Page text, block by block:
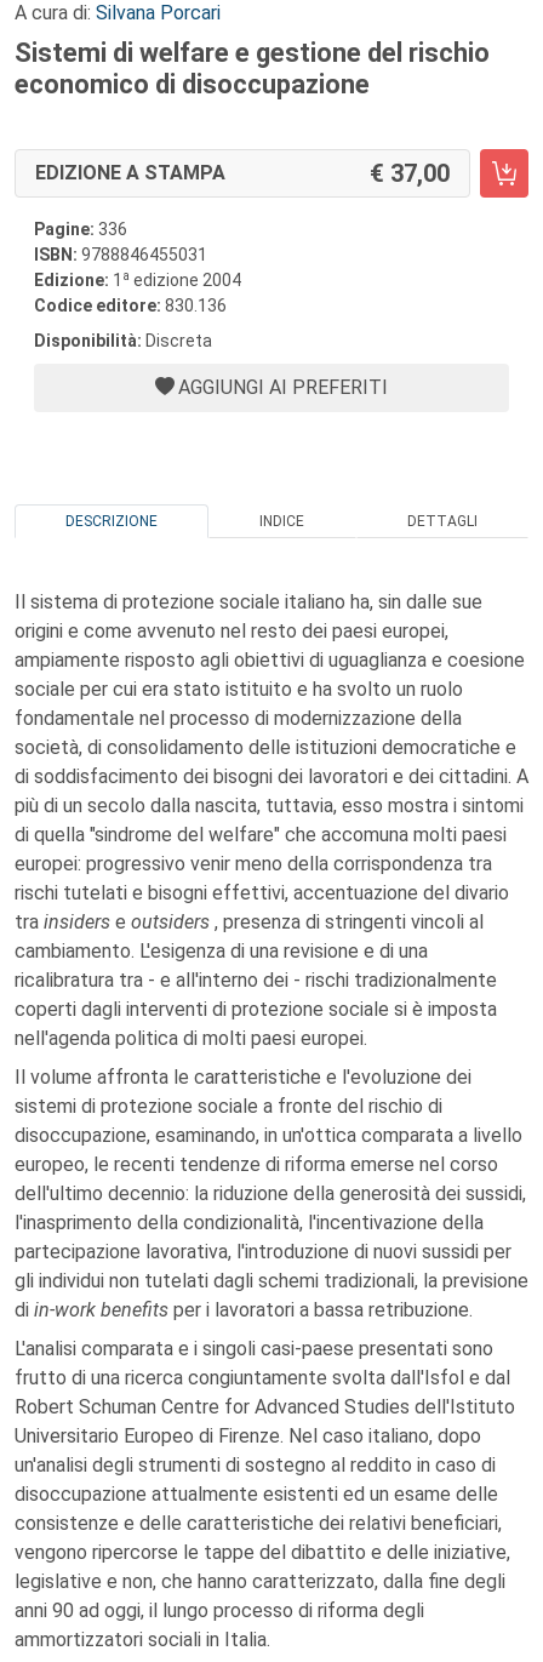
A cura di: Silvana Porcari
Sistemi di welfare e gestione del rischio
economico di disoccupazione
EDIZIONE A STAMPA 37,00
Pagine: 336
ISBN: 9788846455031
Edizione: 1 a edizione 2004
Codice editore: 830.136
Disponibilità: Discreta
AGGIUNGI AI PREFERITI
DESCRIZIONE INDICE DETTAGLI
Il sistema di protezione sociale italiano ha, sin dalle sue
origini e come avvenuto nel resto dei paesi europei,
ampiamente risposto agli obiettivi di uguaglianza e coesione
sociale per cui era stato istituito e ha svolto un ruolo
fondamentale nel processo di modernizzazione della
società, di consolidamento delle istituzioni democratiche e
di soddisfacimento dei bisogni dei lavoratori e dei cittadini. A
più di un secolo dalla nascita, tuttavia, esso mostra i sintomi
di quella "sindrome del welfare" che accomuna molti paesi
europei: progressivo venir meno della corrispondenza tra
rischi tutelati e bisogni effettivi, accentuazione del divario
tra insiders e outsiders , presenza di stringenti vincoli al
cambiamento. L'esigenza di una revisione e di una
ricalibratura tra - e all'interno dei - rischi tradizionalmente
coperti dagli interventi di protezione sociale si è imposta
nell'agenda politica di molti paesi europei.
Il volume affronta le caratteristiche e l'evoluzione dei
sistemi di protezione sociale a fronte del rischio di
disoccupazione, esaminando, in un'ottica comparata a livello
europeo, le recenti tendenze di riforma emerse nel corso
dell'ultimo decennio: la riduzione della generosità dei sussidi,
l'inasprimento della condizionalità, l'incentivazione della
partecipazione lavorativa, l'introduzione di nuovi sussidi per
gli individui non tutelati dagli schemi tradizionali, la previsione
di in-work benefits per i lavoratori a bassa retribuzione.
L'analisi comparata e i singoli casi-paese presentati sono
frutto di una ricerca congiuntamente svolta dall'Isfol e dal
Robert Schuman Centre for Advanced Studies dell'Istituto
Universitario Europeo di Firenze. Nel caso italiano, dopo
un'analisi degli strumenti di sostegno al reddito in caso di
disoccupazione attualmente esistenti ed un esame delle
consistenze e delle caratteristiche dei relativi beneficiari,
vengono ripercorse le tappe del dibattito e delle iniziative,
legislative e non, che hanno caratterizzato, dalla fine degli
anni 90 ad oggi, il lungo processo di riforma degli
ammortizzatori sociali in Italia.